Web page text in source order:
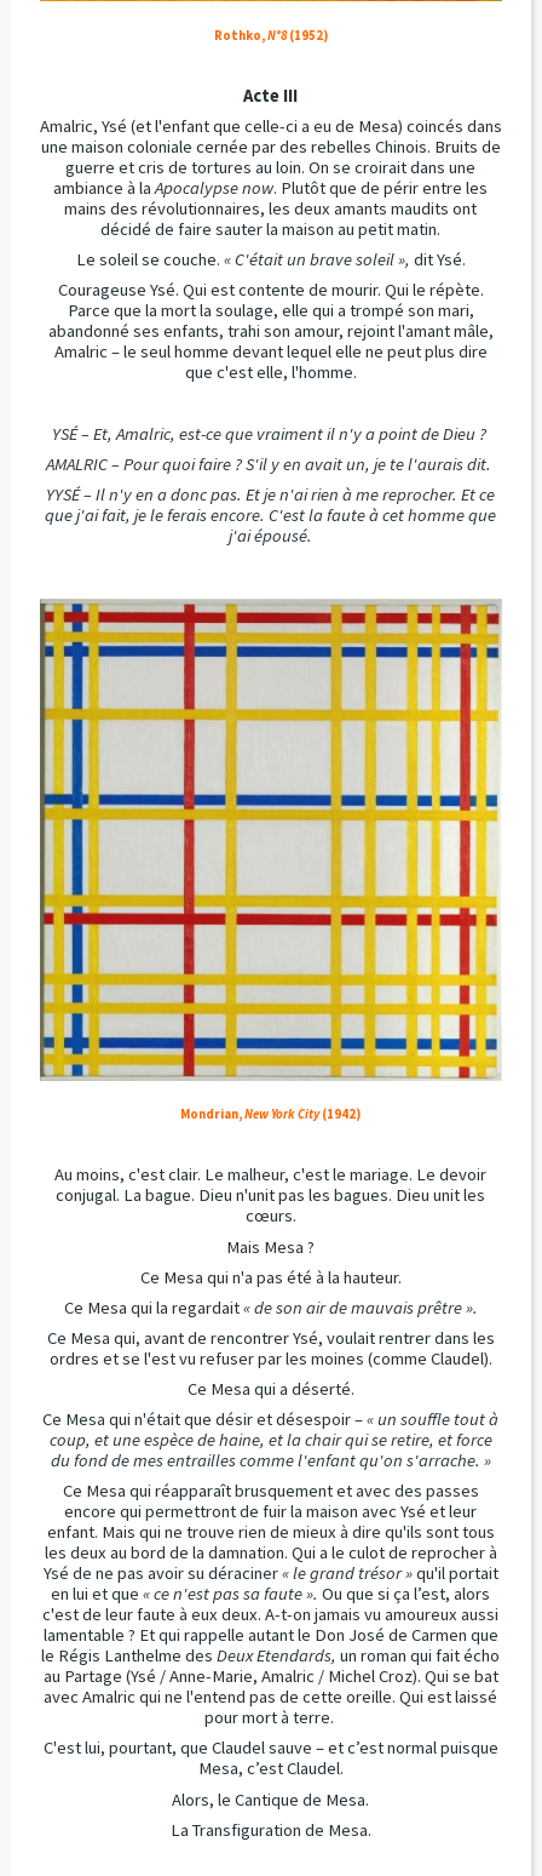
Rothko,N°8(1952)
Acte III
Amalric, Ysé (et l'enfant que celle-ci a eu de Mesa) coincés dans
une maison coloniale cernée par des rebelles Chinois. Bruits de
guerre et cris de tortures au loin. On se croirait dans une
ambiance à laApocalypse now. Plutôt que de périr entre les
mains des révolutionnaires, les deux amants maudits ont
décidé de faire sauter la maison au petit matin.
Le soleil se couche. « C'était un brave soleil », dit Ysé.
Courageuse Ysé. Qui est contente de mourir. Qui le répète.
Parce que la mort la soulage, elle qui a trompé son mari,
abandonné ses enfants, trahi son amour, rejoint l'amant mâle,
Amalric – le seul homme devant lequel elle ne peut plus dire
que c'est elle, l'homme.
YSÉ – Et, Amalric, est-ce que vraiment il n'y a point de Dieu ?
AMALRIC – Pour quoi faire ? S'il y en avait un, je te l'aurais dit.
YYSÉ – Il n'y en a donc pas. Et je n'ai rien à me reprocher. Et ce
que j'ai fait, je le ferais encore. C'est la faute à cet homme que
j'ai épousé.
Mondrian,New York City(1942)
Au moins, c'est clair. Le malheur, c'est le mariage. Le devoir
conjugal. La bague. Dieu n'unit pas les bagues. Dieu unit les
cœurs.
Mais Mesa ?
Ce Mesa qui n'a pas été à la hauteur.
Ce Mesa qui la regardait« de son air de mauvais prêtre ».
Ce Mesa qui, avant de rencontrer Ysé, voulait rentrer dans les
ordres et se l'est vu refuser par les moines (comme Claudel).
Ce Mesa qui a déserté.
Ce Mesa qui n'était que désir et désespoir –« un souffle tout à
coup, et une espèce de haine, et la chair qui se retire, et force
du fond de mes entrailles comme l'enfant qu'on s'arrache. »
Ce Mesa qui réapparaît brusquement et avec des passes
encore qui permettront de fuir la maison avec Ysé et leur
enfant. Mais qui ne trouve rien de mieux à dire qu'ils sont tous
les deux au bord de la damnation. Qui a le culot de reprocher à
Ysé de ne pas avoir su déraciner« le grand trésor »qu'il portait
en lui et que« ce n'est pas sa faute ». Ou que si ça l’est, alors
c'est de leur faute à eux deux. A-t-on jamais vu amoureux aussi
lamentable ? Et qui rappelle autant le Don José de Carmen que
le Régis Lanthelme desDeux Etendards,un roman qui fait écho
au Partage (Ysé / Anne-Marie, Amalric / Michel Croz). Qui se bat
avec Amalric qui ne l'entend pas de cette oreille. Qui est laissé
pour mort à terre.
C'est lui, pourtant, que Claudel sauve – et c’est normal puisque
Mesa, c’est Claudel.
Alors, le Cantique de Mesa.
La Transfiguration de Mesa.